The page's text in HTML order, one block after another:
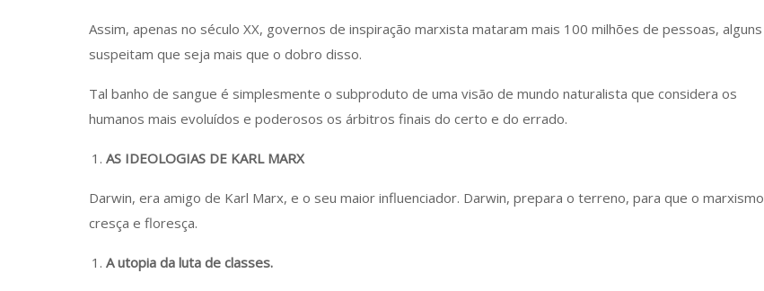
Assim, apenas no século XX, governos de inspiração marxista mataram mais 100 milhões de pessoas, alguns
suspeitam que seja mais que o dobro disso.
Tal banho de sangue é simplesmente o subproduto de uma visão de mundo naturalista que considera os
humanos mais evoluídos e poderosos os árbitros finais do certo e do errado.
AS IDEOLOGIAS DE KARL MARX
Darwin, era amigo de Karl Marx, e o seu maior influenciador. Darwin, prepara o terreno, para que o marxismo
cresça e floresça.
A utopia da luta de classes.